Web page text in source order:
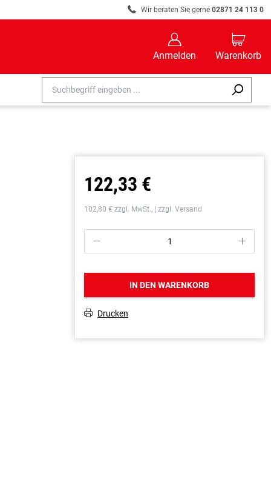
R Wir beraten Sie gerne 02871 24 113 0
B
Anmelden
C
Warenkorb
122,33 €
102,80 € zzgl. MwSt., | zzgl. Versand
P S
IN DEN WARENKORB
T Drucken